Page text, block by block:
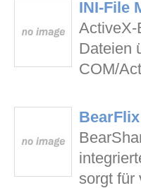
INI-File
ActiveX-
Dateien
COM/
sorgt für